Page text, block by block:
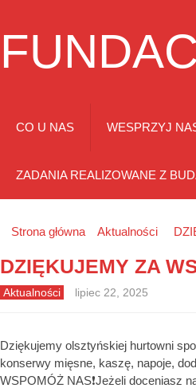
CO U NAS WESPRZYJ
ZADANIA REALIZOWANE Z
Strona główna Aktualności
DZIĘKUJEMY ZA
Aktualności lipiec 22, 2025
Dziękujemy olsztyńskiej hurtowni
konserwy mięsne, kaszę, napoje,
WSPOMÓŻ NAS❗Jeżeli doceniasz